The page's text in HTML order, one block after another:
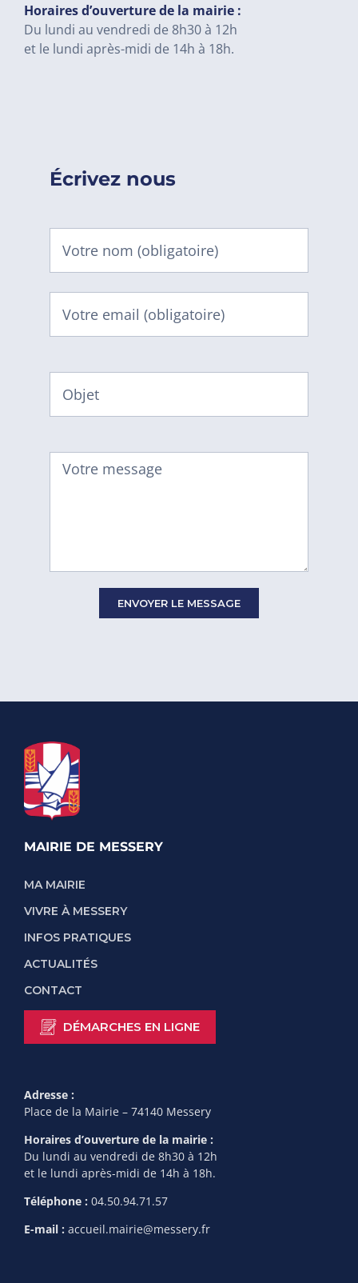
Horaires d’ouverture de la mairie :
Du lundi au vendredi de 8h30 à 12h
et le lundi après-midi de 14h à 18h.
Écrivez nous
MAIRIE DE MESSERY
MA MAIRIE
VIVRE À MESSERY
INFOS PRATIQUES
ACTUALITÉS
CONTACT
DÉMARCHES EN LIGNE
Adresse :
Place de la Mairie – 74140 Messery
Horaires d’ouverture de la mairie :
Du lundi au vendredi de 8h30 à 12h
et le lundi après-midi de 14h à 18h.
Téléphone : 04.50.94.71.57
E-mail : accueil.mairie@messery.fr